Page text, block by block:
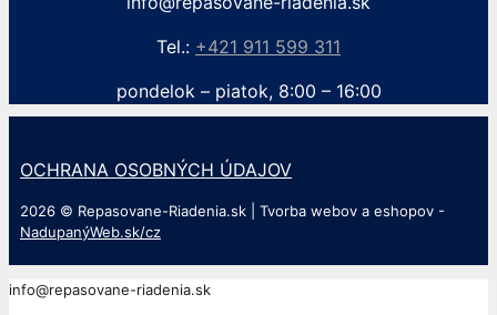
Tel.: +421 911 599 311
pondelok – piatok, 8:00 – 16:00
OCHRANA OSOBNÝCH ÚDAJOV
2026 © Repasovane-Riadenia.sk | Tvorba webov a eshopov -
NadupanýWeb.sk/cz
info@repasovane-riadenia.sk